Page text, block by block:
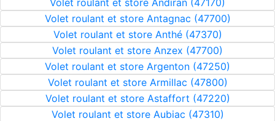
Volet roulant et store Andiran (47170)
Volet roulant et store Antagnac (47700)
Volet roulant et store Anthé (47370)
Volet roulant et store Anzex (47700)
Volet roulant et store Argenton (47250)
Volet roulant et store Armillac (47800)
Volet roulant et store Astaffort (47220)
Volet roulant et store Aubiac (47310)